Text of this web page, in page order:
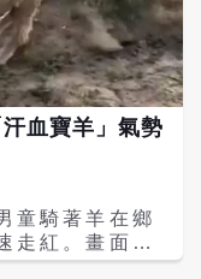
隻虎寶寶一同
團隊全天候監
示，目前三隻
利與母虎完成
物多半於夜間
握，因此預產
現提前生產的
臨時分娩，才
區域。 雖然
最終以幼虎平
平時經常跟著
他的導遊透
到喜歡的客
方。在孩子單
人，就值得分
來源與生活依
代表對客人的
孩追車送羊的
血寶羊」氣勢
童騎著羊在鄉
走紅。畫面
穩坐在羊背